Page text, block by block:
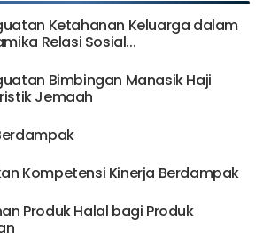
Ketahanan Keluarga dalam
Relasi Sosial...
Bimbingan Manasik Haji
Jemaah
Kompetensi Kinerja Berdampak
Produk Halal bagi Produk